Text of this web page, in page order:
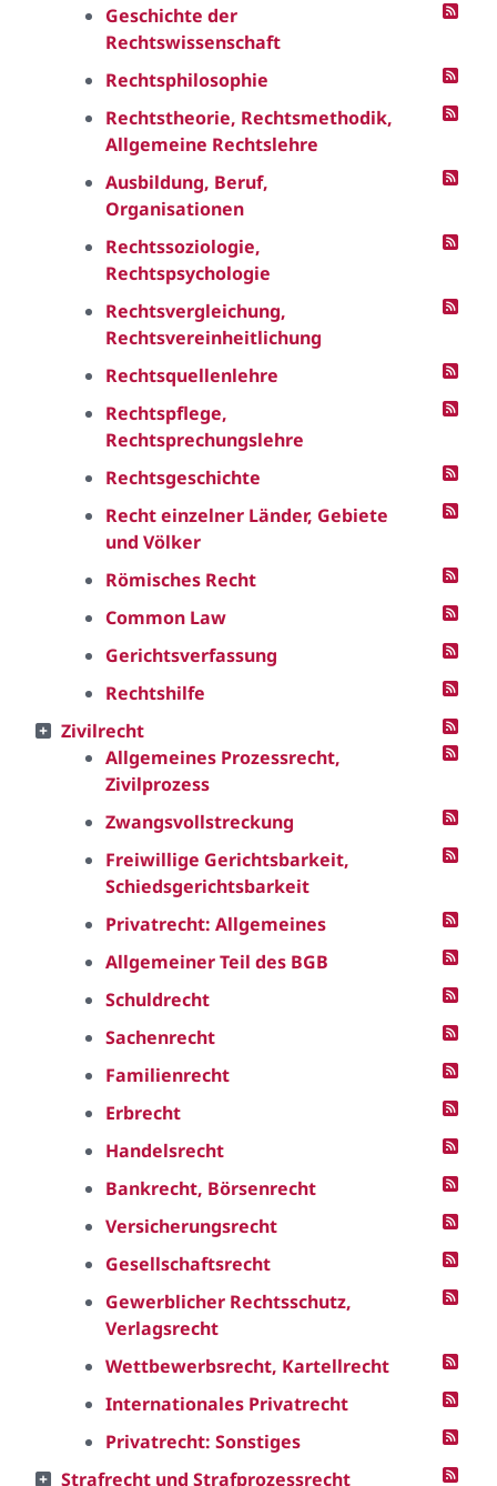
Geschichte der
Rechtswissenschaft
Rechtsphilosophie
Rechtstheorie, Rechtsmethodik,
Allgemeine Rechtslehre
Ausbildung, Beruf,
Organisationen
Rechtssoziologie,
Rechtspsychologie
Rechtsvergleichung,
Rechtsvereinheitlichung
Rechtsquellenlehre
Rechtspflege,
Rechtsprechungslehre
Rechtsgeschichte
Recht einzelner Länder, Gebiete
und Völker
Römisches Recht
Common Law
Gerichtsverfassung
Rechtshilfe
Zivilrecht
Allgemeines Prozessrecht,
Zivilprozess
Zwangsvollstreckung
Freiwillige Gerichtsbarkeit,
Schiedsgerichtsbarkeit
Privatrecht: Allgemeines
Allgemeiner Teil des BGB
Schuldrecht
Sachenrecht
Familienrecht
Erbrecht
Handelsrecht
Bankrecht, Börsenrecht
Versicherungsrecht
Gesellschaftsrecht
Gewerblicher Rechtsschutz,
Verlagsrecht
Wettbewerbsrecht, Kartellrecht
Internationales Privatrecht
Privatrecht: Sonstiges
Strafrecht und Strafprozessrecht